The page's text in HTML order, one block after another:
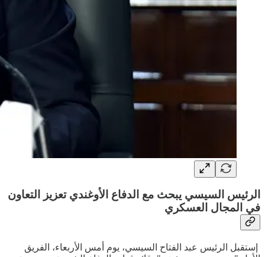
الرئيس السيسي يبحث مع الدفاع الأوغندي تعزيز التعاون
في المجال العسكري
إستقبل الرئيس عبد الفتاح السيسي، يوم أمس الأربعاء، الفريق